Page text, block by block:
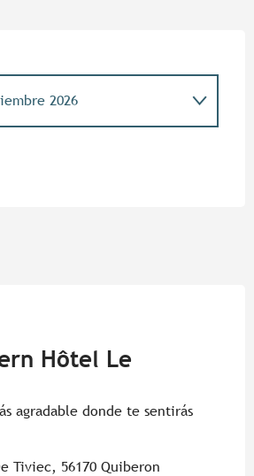
2026
Hôtel Le
agradable donde te sentirás
Tiviec, 56170 Quiberon